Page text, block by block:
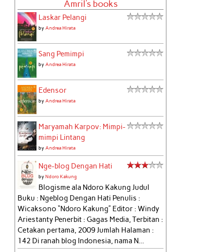
Amril's books
Laskar Pelangi
byAndrea Hirata
Sang Pemimpi
byAndrea Hirata
Edensor
byAndrea Hirata
Maryamah Karpov: Mimpi-
mimpi Lintang
byAndrea Hirata
Nge-blog Dengan Hati
byNdoro Kakung
Blogisme ala Ndoro Kakung Judul
Buku : Ngeblog Dengan Hati Penulis :
Wicaksono “Ndoro Kakung” Editor : Windy
Ariestanty Penerbit : Gagas Media, Terbitan :
Cetakan pertama, 2009 Jumlah Halaman :
142 Di ranah blog Indonesia, nama N...